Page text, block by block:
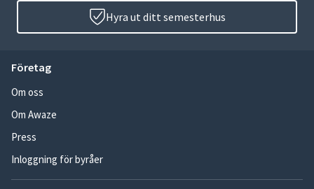
Hyra ut ditt semesterhus
Företag
Om oss
Om Awaze
Press
Inloggning för byråer